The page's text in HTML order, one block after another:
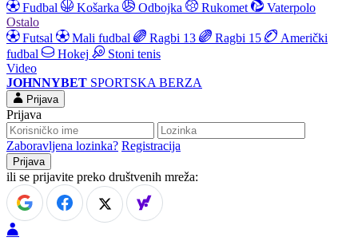
Fudbal
Košarka Odbojka Rukomet
Vaterpolo
Ostalo
Futsal
Mali fudbal Ragbi 13 Ragbi 15
Američki
fudbal
Hokej
Stoni tenis
Video
JOHNNYBET SPORTSKA BERZA
Prijava
Prijava
Zaboravljena lozinka? Registracija
ili se prijavite preko društvenih mreža: